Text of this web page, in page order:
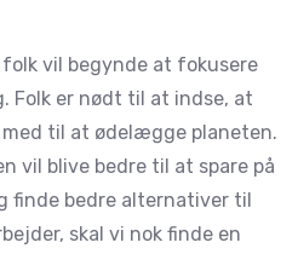
vil begynde at fokusere
Folk er nødt til at indse, at
til at ødelægge planeten.
vil blive bedre til at spare på
finde bedre alternativer til
skal vi nok finde en